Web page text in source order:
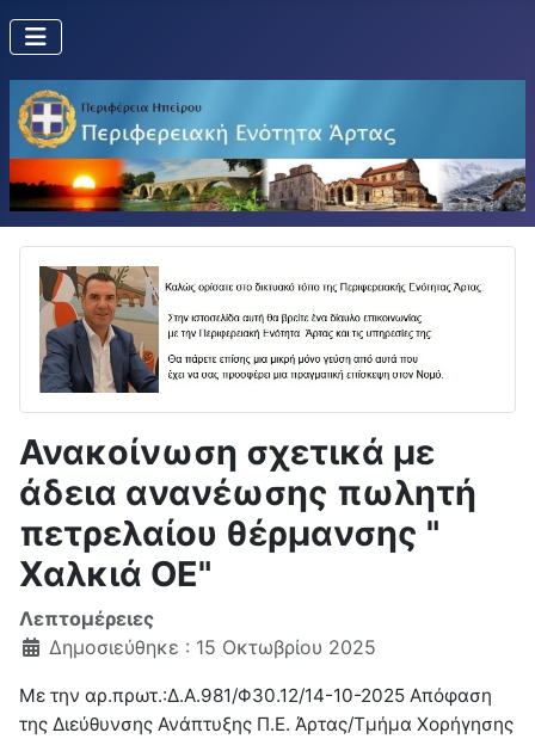
Ανακοίνωση σχετικά με
άδεια ανανέωσης πωλητή
πετρελαίου θέρμανσης "
Χαλκιά ΟΕ"
Λεπτομέρειες
Δημοσιεύθηκε : 15 Οκτωβρίου 2025
Με την αρ.πρωτ.:Δ.Α.981/Φ30.12/14-10-2025 Απόφαση
της Διεύθυνσης Ανάπτυξης Π.Ε. Άρτας/Τμήμα Χορήγησης